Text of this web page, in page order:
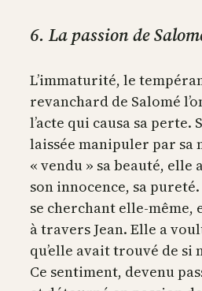
6. La passion de
L’immaturité, le
revanchard de Salomé
l’acte qui causa sa perte.
laissée manipuler par sa
« vendu » sa beauté, elle
son innocence, sa
se cherchant elle-même,
à travers Jean. Elle a
qu’elle avait trouvé de
Ce sentiment, devenu